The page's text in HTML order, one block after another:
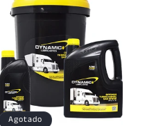
Agotado